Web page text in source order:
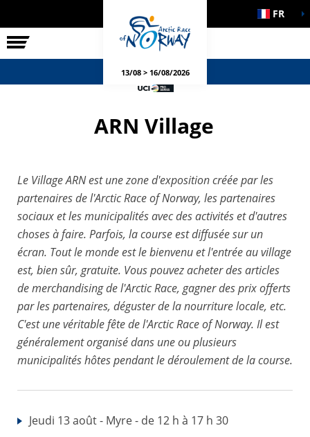
COURSE FR
13/08 > 16/08/2026
ARN Village
Le Village ARN est une zone d'exposition créée par les
partenaires de l'Arctic Race of Norway, les partenaires
sociaux et les municipalités avec des activités et d'autres
choses à faire. Parfois, la course est diffusée sur un
écran. Tout le monde est le bienvenu et l'entrée au village
est, bien sûr, gratuite. Vous pouvez acheter des articles
de merchandising de l'Arctic Race, gagner des prix offerts
par les partenaires, déguster de la nourriture locale, etc.
C'est une véritable fête de l'Arctic Race of Norway. Il est
généralement organisé dans une ou plusieurs
municipalités hôtes pendant le déroulement de la course.
Jeudi 13 août - Myre - de 12 h à 17 h 30